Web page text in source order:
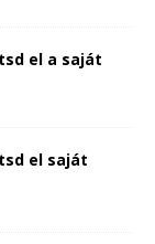
el a saját
el saját